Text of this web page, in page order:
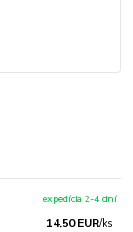
14,50 EUR/ks
expedícia 2-4 dní